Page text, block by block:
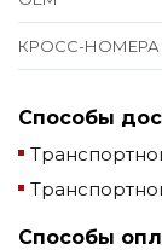
КРОСС-НОМЕРА
Способы
Способы